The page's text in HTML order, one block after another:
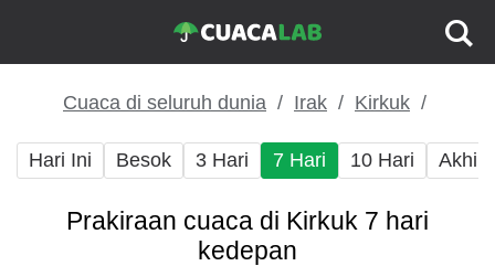
Cuaca di seluruh dunia Irak Kirkuk
Hari Ini Besok 3 Hari 7 Hari 10 Hari Akhir
Prakiraan cuaca di Kirkuk 7 hari
kedepan